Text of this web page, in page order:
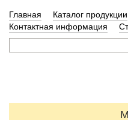
Главная Каталог продукции
Контактная информация